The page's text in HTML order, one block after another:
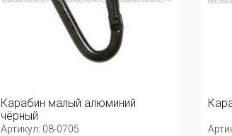
Карабин малый алюминий
чёрный
Артикул: 08-0705